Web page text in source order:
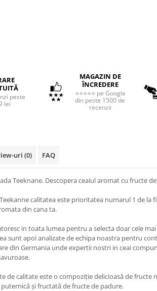
peste
lei
MAGAZIN DE
ÎNCREDERE
⭐⭐⭐⭐⭐ pe Google
din peste 1500 de
recenzii
uri (0) FAQ
Teeknane. Descopera ceaiul aromat cu fructe
calitatea este prioritatea numarul 1 de la
din cana ta.
in toata lumea pentru a selecta doar cele
sunt apoi analizate de echipa noastra pentru
din Germania unde expertii nostri in ceai
de calitate este o compoziție delicioasă de fructe
și fructată de fructe de padure.